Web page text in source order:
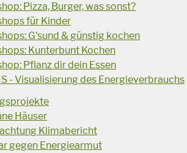
Pizza, Burger, was sonst?
für Kinder
G'sund & günstig kochen
Kunterbunt Kochen
Pflanz dir dein Essen
- Visualisierung des Energieverbrauchs
Häuser
Klimabericht
gegen Energiearmut